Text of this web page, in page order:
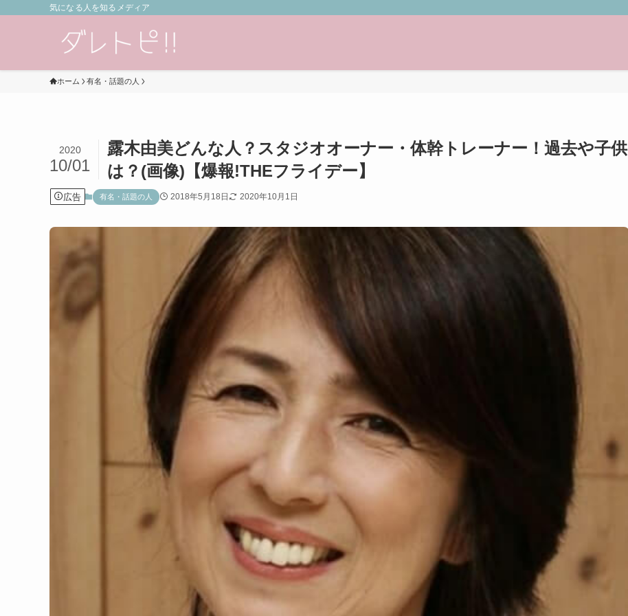
気になる人を知るメディア
ホーム 有名・話題の人
露木由美どんな人？スタジオオーナー・体幹トレーナー！過去や子供
は？(画像)【爆報!THEフライデー】
2020
10/01
広告 有名・話題の人 2018年5月18日 2020年10月1日